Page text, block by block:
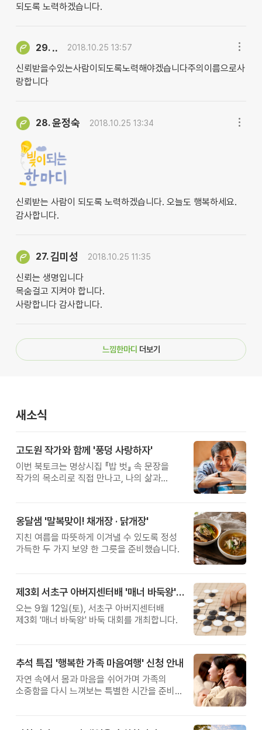
되도록 노력하겠습니다.
29. .. 2018.10.25 13:57
신뢰받을수있는사람이되도록노력해야겠습니다주의이름으로사
랑합니다
28.윤정숙 2018.10.25 13:34
신뢰받는 사람이 되도록 노력하겠습니다. 오늘도 행복하세요.
감사합니다.
27.김미성 2018.10.25 11:35
신뢰는 생명입니다
목숨걸고 지켜야 합니다.
사랑합니다 감사합니다.
느낌한마디 더보기
새소식
고도원 작가와 함께 '풍덩 사랑하자'
이번 북토크는 명상시집 『밥 벗』 속 문장을
작가의 목소리로 직접 만나고, 나의 삶과
옹달샘 '말복맞이! 채개장 · 닭개장'
지친 여름을 따뜻하게 이겨낼 수 있도록 정성
가득한 두 가지 보양 한 그릇을 준비했습니다.
제3회 서초구 아버지센터배 '매너 바둑왕' 대회
오는 9월 12일(토), 서초구 아버지센터배
제3회 '매너 바둑왕' 바둑 대회를 개최합니다.
추석 특집 '행복한 가족 마음여행' 신청 안내
자연 속에서 몸과 마음을 쉬어가며 가족의
소중함을 다시 느껴보는 특별한 시간을 준비해